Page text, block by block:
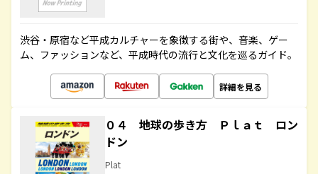
渋谷・原宿など平成カルチャーを象徴する街や、音楽、ゲー
ム、ファッションなど、平成時代の流行と文化を巡るガイド。
詳細を見る
０４ 地球の歩き方 Ｐｌａｔ ロン
ドン
Plat